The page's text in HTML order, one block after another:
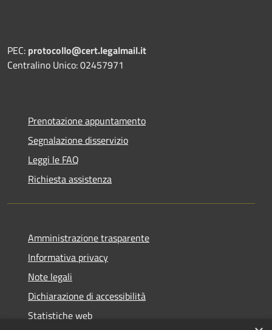
PEC: protocollo@cert.legalmail.it
Centralino Unico: 02457971
Prenotazione appuntamento
Segnalazione disservizio
Leggi le FAQ
Richiesta assistenza
Amministrazione trasparente
Informativa privacy
Note legali
Dichiarazione di accessibilità
Statistiche web